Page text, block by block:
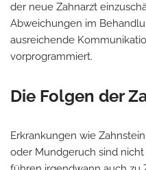
der neue Zahnarzt
Abweichungen im
ausreichende
vorprogrammiert.
Die Folgen der
Erkrankungen wie
oder Mundgeruch sind